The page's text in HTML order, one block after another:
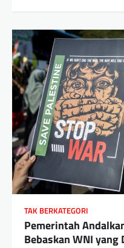
TAK BERKATEGORI
Pemerintah
Bebaskan WNI yang